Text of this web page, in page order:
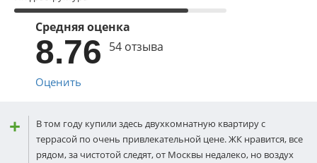
Средняя оценка
8.76 54 отзыва
Оценить
В том году купили здесь двухкомнатную квартиру с
террасой по очень привлекательной цене. ЖК нравится, все
рядом, за чистoтой следят, от Москвы недалеко, но воздух